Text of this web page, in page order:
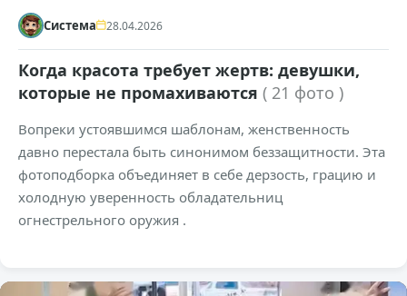
Система 28.04.2026
Когда красота требует жертв: девушки,
которые не промахиваются ( 21 фото )
Вопреки устоявшимся шаблонам, женственность
давно перестала быть синонимом беззащитности. Эта
фотоподборка объединяет в себе дерзость, грацию и
холодную уверенность обладательниц
огнестрельного оружия .